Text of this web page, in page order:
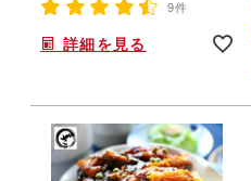
9件
詳細を見る